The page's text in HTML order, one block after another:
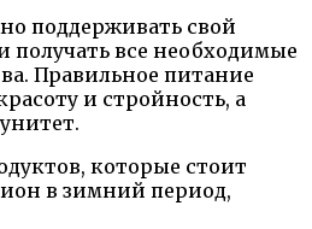
поддерживать свой
получать все необходимые
Правильное питание
и стройность, а
которые стоит
в зимний период,